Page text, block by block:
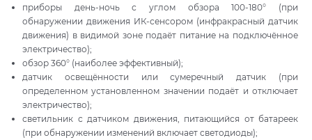
приборы день-ночь с углом обзора 100-180° (при
обнаружении движения ИК-сенсором (инфракрасный датчик
движения) в видимой зоне подаёт питание на подключённое
электричество);
обзор 360° (наиболее эффективный);
датчик освещённости или сумеречный датчик (при
определенном установленном значении подаёт и отключает
электричество);
светильник с датчиком движения, питающийся от батареек
(при обнаружении изменений включает светодиоды);